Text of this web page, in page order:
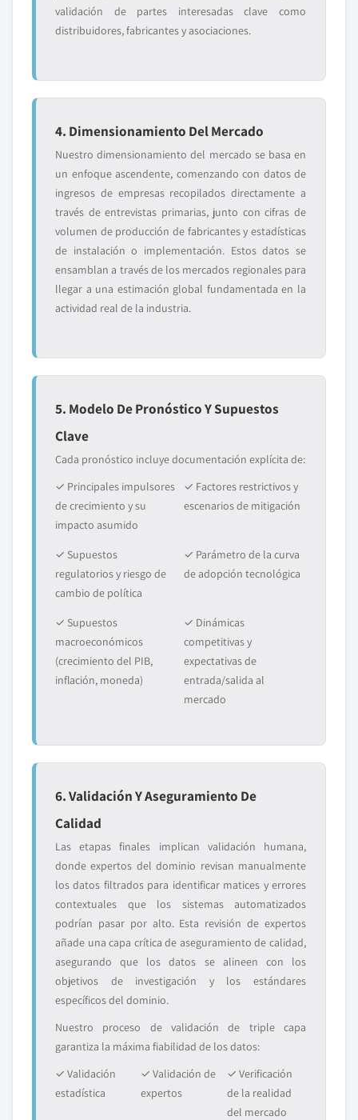
validación de partes interesadas clave como
distribuidores, fabricantes y asociaciones.
4. Dimensionamiento Del Mercado
Nuestro dimensionamiento del mercado se basa en
un enfoque ascendente, comenzando con datos de
ingresos de empresas recopilados directamente a
través de entrevistas primarias, junto con cifras de
volumen de producción de fabricantes y estadísticas
de instalación o implementación. Estos datos se
ensamblan a través de los mercados regionales para
llegar a una estimación global fundamentada en la
actividad real de la industria.
5. Modelo De Pronóstico Y Supuestos
Clave
Cada pronóstico incluye documentación explícita de:
✓ Principales impulsores
de crecimiento y su
impacto asumido
✓ Factores restrictivos y
escenarios de mitigación
✓ Supuestos
regulatorios y riesgo de
cambio de política
✓ Parámetro de la curva
de adopción tecnológica
✓ Supuestos
macroeconómicos
(crecimiento del PIB,
inflación, moneda)
✓ Dinámicas
competitivas y
expectativas de
entrada/salida al
mercado
6. Validación Y Aseguramiento De
Calidad
Las etapas finales implican validación humana,
donde expertos del dominio revisan manualmente
los datos filtrados para identificar matices y errores
contextuales que los sistemas automatizados
podrían pasar por alto. Esta revisión de expertos
añade una capa crítica de aseguramiento de calidad,
asegurando que los datos se alineen con los
objetivos de investigación y los estándares
específicos del dominio.
Nuestro proceso de validación de triple capa
garantiza la máxima fiabilidad de los datos:
✓ Validación
estadística
✓ Validación de
expertos
✓ Verificación
de la realidad
del mercado